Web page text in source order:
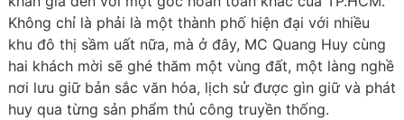
Không chỉ là phải là một thành phố hiện đại với nhiều
khu đô thị sầm uất nữa, mà ở đây, MC Quang Huy cùng
hai khách mời sẽ ghé thăm một vùng đất, một làng nghề
nơi lưu giữ bản sắc văn hóa, lịch sử được gìn giữ và phát
huy qua từng sản phẩm thủ công truyền thống.